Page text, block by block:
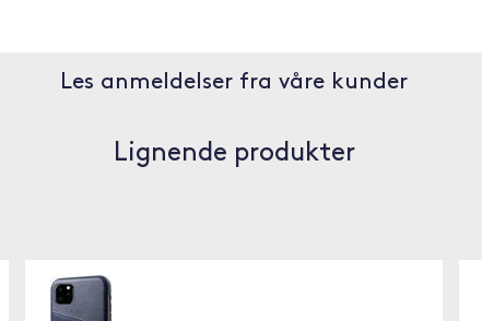
Les anmeldelser fra våre kunder
Lignende produkter